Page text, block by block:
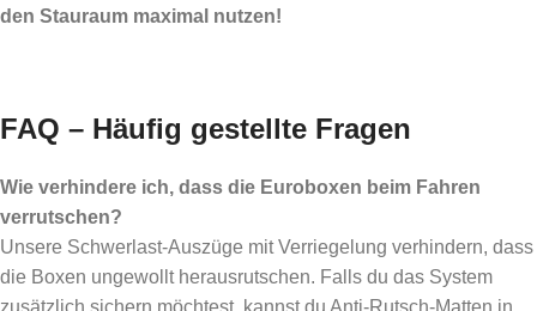
den Stauraum maximal nutzen!
FAQ – Häufig gestellte Fragen
Wie verhindere ich, dass die Euroboxen beim Fahren
verrutschen?
Unsere Schwerlast-Auszüge mit Verriegelung verhindern, dass
die Boxen ungewollt herausrutschen. Falls du das System
zusätzlich sichern möchtest, kannst du Anti-Rutsch-Matten in